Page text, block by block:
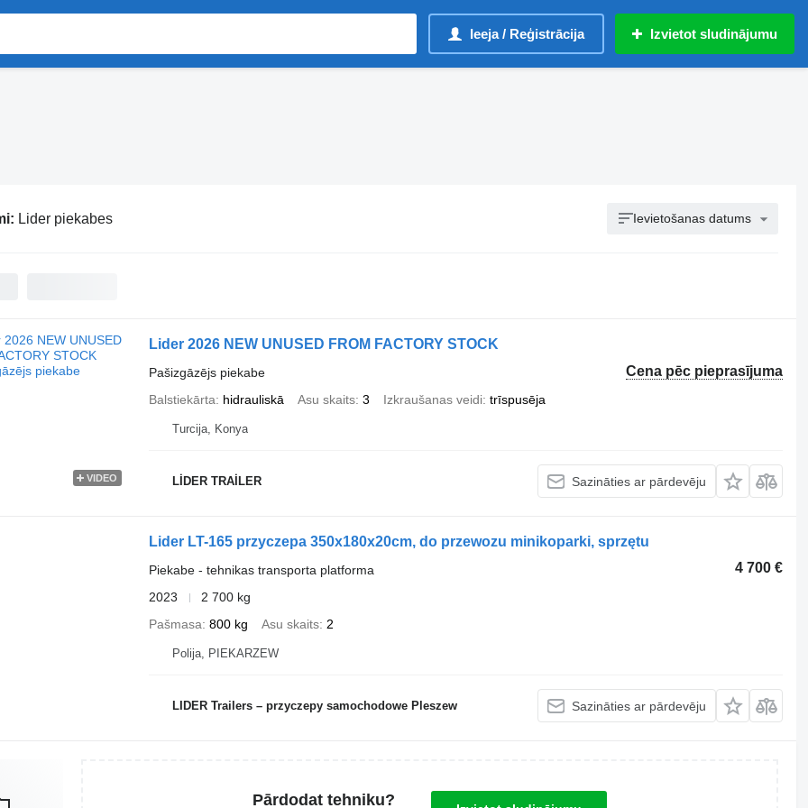
Ieeja / Reģistrācija Izvietot sludinājumu
Lider piekabes Ievietošanas datums
VIDEO
Lider 2026 NEW UNUSED FROM FACTORY STOCK
Cena pēc pieprasījuma
Pašizgāzējs piekabe
Balstiekārta
hidrauliskā Asu skaits 3 Izkraušanas veidi trīspusēja
Turcija, Konya
LİDER TRAİLER Sazināties ar pārdevēju
Lider LT-165 przyczepa 350x180x20cm, do przewozu minikoparki, sprzętu
4 700 €
Piekabe - tehnikas transporta platforma
2023
2 700 kg
Pašmasa 800 kg Asu skaits 2
Polija, PIEKARZEW
LIDER Trailers – przyczepy samochodowe Pleszew Sazināties ar pārdevēju
Pārdodat tehniku?